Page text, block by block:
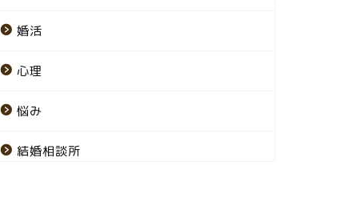
婚活
心理
悩み
結婚相談所